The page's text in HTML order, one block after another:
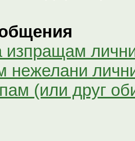
изпращам
нежелани
(или друг